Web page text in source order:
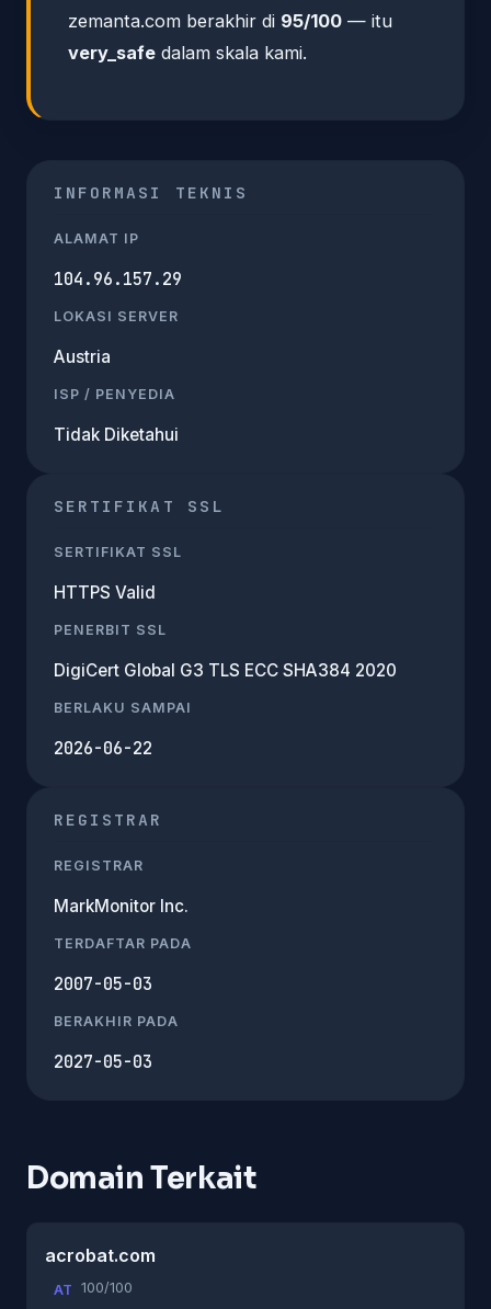
zemanta.com berakhir di 95/100 — itu
very_safe dalam skala kami.
INFORMASI TEKNIS
ALAMAT IP
104.96.157.29
LOKASI SERVER
Austria
ISP / PENYEDIA
Tidak Diketahui
SERTIFIKAT SSL
SERTIFIKAT SSL
HTTPS Valid
PENERBIT SSL
DigiCert Global G3 TLS ECC SHA384 2020
BERLAKU SAMPAI
2026-06-22
REGISTRAR
REGISTRAR
MarkMonitor Inc.
TERDAFTAR PADA
2007-05-03
BERAKHIR PADA
2027-05-03
Domain Terkait
acrobat.com
AT 100/100